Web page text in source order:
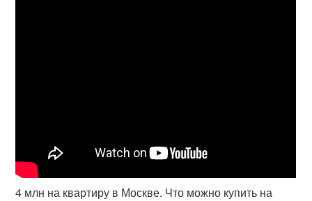
4 млн на квартиру в Москве. Что можно купить на